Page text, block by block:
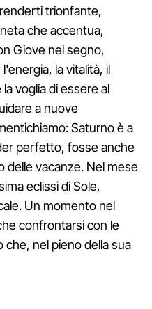
trionfante,
che accentua,
Giove nel segno,
la vitalità, il
voglia di essere al
a nuove
Saturno è a
perfetto, fosse anche
delle vacanze. Nel mese
eclissi di Sole,
Un momento nel
confrontarsi con le
che, nel pieno della sua